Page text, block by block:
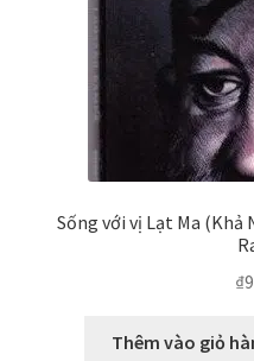
Sống với vị Lạt Ma (Khả
₫
Thêm vào giỏ